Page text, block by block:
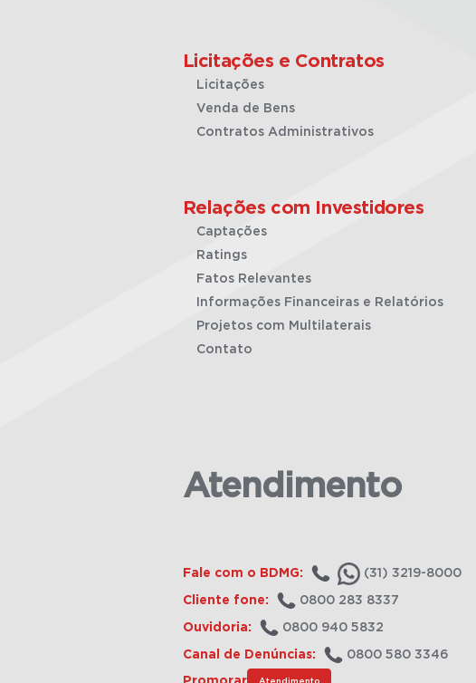
Licitações e Contratos
Licitações
Venda de Bens
Contratos Administrativos
Relações com Investidores
Captações
Ratings
Fatos Relevantes
Informações Financeiras e Relatórios
Projetos com Multilaterais
Contato
Atendimento
Fale com o BDMG: (31) 3219-8000
Cliente fone: 0800 283 8337
Ouvidoria: 0800 940 5832
Canal de Denúncias: 0800 580 3346
Atendimento